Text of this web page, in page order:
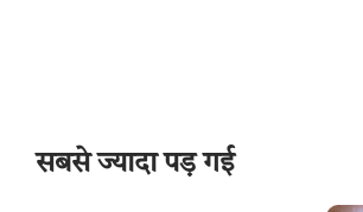
सबसे ज्यादा पड़ गई